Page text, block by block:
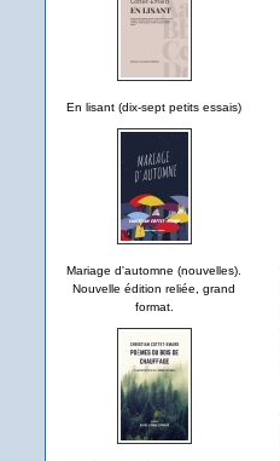
En lisant (dix-sept petits essais)
Mariage d'automne (nouvelles).
Nouvelle édition reliée, grand
format.